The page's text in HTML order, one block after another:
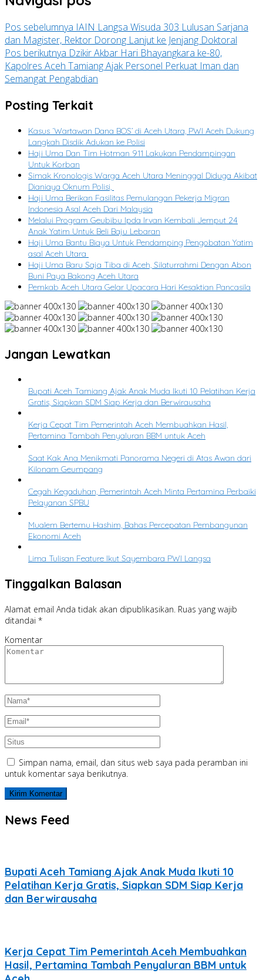
Pos sebelumnya IAIN Langsa Wisuda 303 Lulusan Sarjana
dan Magister, Rektor Dorong Lanjut ke Jenjang Doktoral
Pos berikutnya Dzikir Akbar Hari Bhayangkara ke-80,
Kapolres Aceh Tamiang Ajak Personel Perkuat Iman dan
Semangat Pengabdian
Posting Terkait
Kasus ‘Wartawan Dana BOS’ di Aceh Utara, PWI Aceh Dukung
Langkah Disdik Adukan ke Polisi
Haji Uma Dan Tim Hotman 911 Lakukan Pendampingan
Untuk Korban
Simak Kronologis Warga Aceh Utara Meninggal Diduga Akibat
Dianiaya Oknum Polisi,
Haji Uma Berikan Fasilitas Pemulangan Pekerja Migran
Indonesia Asal Aceh Dari Malaysia
Melalui Program Geubibu Ipda Irvan Kembali Jemput 24
Anak Yatim Untuk Beli Baju Lebaran
Haji Uma Bantu Biaya Untuk Pendamping Pengobatan Yatim
asal Aceh Utara
Haji Uma Baru Saja Tiba di Aceh, Silaturrahmi Dengan Abon
Buni Paya Bakong Aceh Utara
Pemkab Aceh Utara Gelar Upacara Hari Kesaktian Pancasila
Jangan Lewatkan
Bupati Aceh Tamiang Ajak Anak Muda Ikuti 10 Pelatihan Kerja
Gratis, Siapkan SDM Siap Kerja dan Berwirausaha
Kerja Cepat Tim Pemerintah Aceh Membuahkan Hasil,
Pertamina Tambah Penyaluran BBM untuk Aceh
Saat Kak Ana Menikmati Panorama Negeri di Atas Awan dari
Kilonam Geumpang
Cegah Kegaduhan, Pemerintah Aceh Minta Pertamina Perbaiki
Pelayanan SPBU
Mualem Bertemu Hashim, Bahas Percepatan Pembangunan
Ekonomi Aceh
Lima Tulisan Feature Ikut Sayembara PWI Langsa
Tinggalkan Balasan
Alamat email Anda tidak akan dipublikasikan. Ruas yang wajib
ditandai *
Komentar
Simpan nama, email, dan situs web saya pada peramban ini
untuk komentar saya berikutnya.
News Feed
Bupati Aceh Tamiang Ajak Anak Muda Ikuti 10
Pelatihan Kerja Gratis, Siapkan SDM Siap Kerja
dan Berwirausaha
Kerja Cepat Tim Pemerintah Aceh Membuahkan
Hasil, Pertamina Tambah Penyaluran BBM untuk